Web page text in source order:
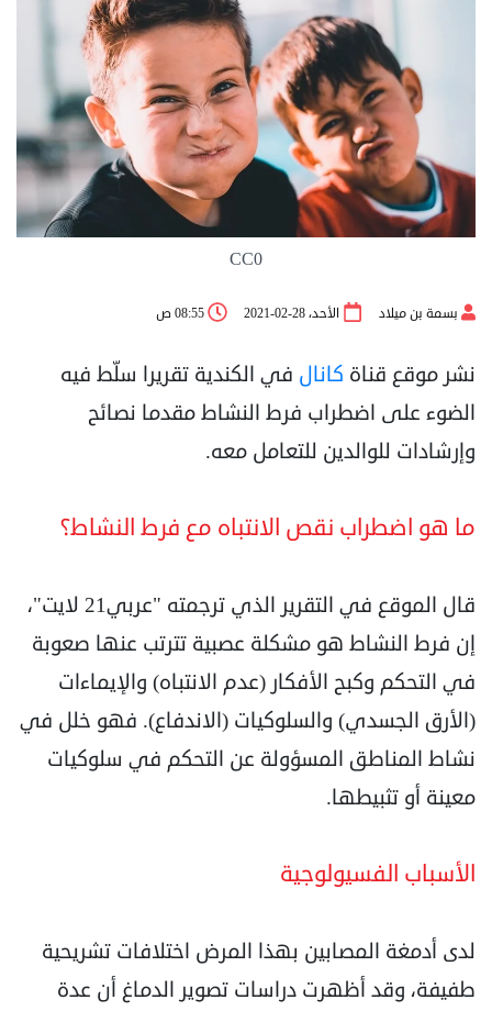
CC0
بسمة بن ميلاد الأحد، 28-02-2021 08:55 ص
نشر موقع قناة كانال في الكندية تقريرا سلّط فيه
الضوء على اضطراب فرط النشاط مقدما نصائح
وإرشادات للوالدين للتعامل معه.
ما هو اضطراب نقص الانتباه مع فرط النشاط؟
قال الموقع في التقرير الذي ترجمته "عربي21 لايت"،
إن فرط النشاط هو مشكلة عصبية تترتب عنها صعوبة
في التحكم وكبح الأفكار (عدم الانتباه) والإيماءات
(الأرق الجسدي) والسلوكيات (الاندفاع). فهو خلل في
نشاط المناطق المسؤولة عن التحكم في سلوكيات
معينة أو تثبيطها.
الأسباب الفسيولوجية
لدى أدمغة المصابين بهذا المرض اختلافات تشريحية
طفيفة، وقد أظهرت دراسات تصوير الدماغ أن عدة